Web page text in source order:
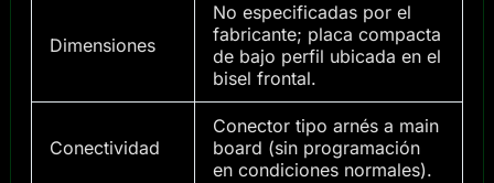
Dimensiones
No especificadas por el
fabricante; placa compacta
de bajo perfil ubicada en el
bisel frontal.
Conectividad
Conector tipo arnés a main
board (sin programación
en condiciones normales).